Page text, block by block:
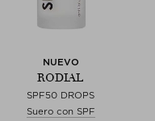
NUEVO
RODIAL
SPF50 DROPS
Suero con SPF